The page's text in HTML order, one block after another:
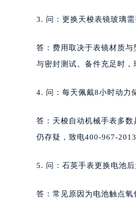
3. 问：更换天梭表镜玻璃
答：费用取决于表镜材质
与密封测试。备件充足时，
4. 问：每天佩戴8小时动力
答：天梭自动机械手表多
仍存疑，致电400-967-
5. 问：石英手表更换电池后
答：常见原因为电池触点